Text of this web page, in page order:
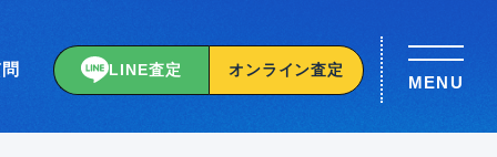
LINE査定 オンライン査定
MENU